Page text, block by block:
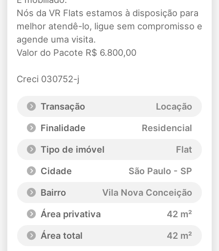
Nós da VR Flats estamos à disposição para
melhor atendê-lo, ligue sem compromisso e
agende uma visita.
Valor do Pacote R$ 6.800,00
Creci 030752-j
Transação
Locação
Finalidade
Residencial
Tipo de imóvel
Flat
Cidade
São Paulo - SP
Bairro
Vila Nova Conceição
Área privativa
42 m²
Área total
42 m²